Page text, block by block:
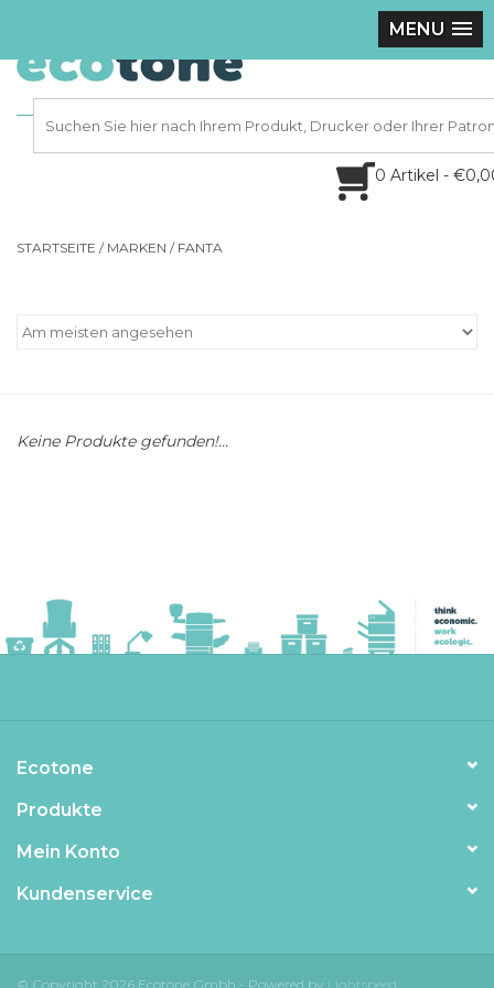
MENU
0 Artikel -
STARTSEITE / MARKEN / FANTA
Keine Produkte gefunden!...
Ecotone
Produkte
Mein Konto
Kundenservice
© Copyright 2026 Ecotone Gmbh - Powered by Lightspeed